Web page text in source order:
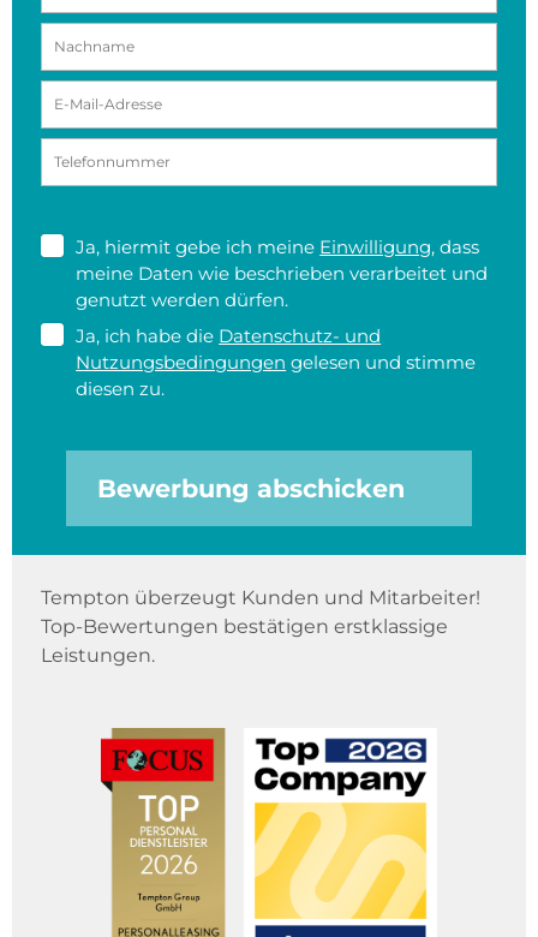
Ja, hiermit gebe ich meine Einwilligung, dass
meine Daten wie beschrieben verarbeitet und
genutzt werden dürfen.
Ja, ich habe die Datenschutz- und
Nutzungsbedingungen gelesen und stimme
diesen zu.
Bewerbung abschicken
Tempton überzeugt Kunden und Mitarbeiter!
Top-Bewertungen bestätigen erstklassige
Leistungen.